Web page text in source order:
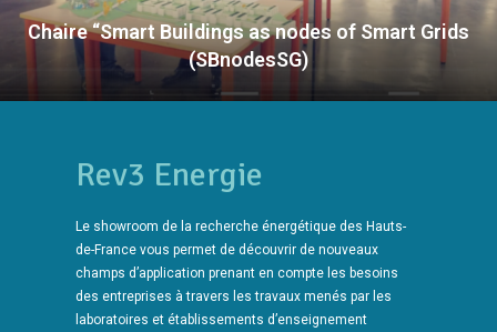
Chaire “Smart Buildings as nodes of Smart Grids
(SBnodesSG)
Rev3 Energie
Le showroom de la recherche énergétique des Hauts-
de-France vous permet de découvrir de nouveaux
champs d’application prenant en compte les besoins
des entreprises à travers les travaux menés par les
laboratoires et établissements d’enseignement